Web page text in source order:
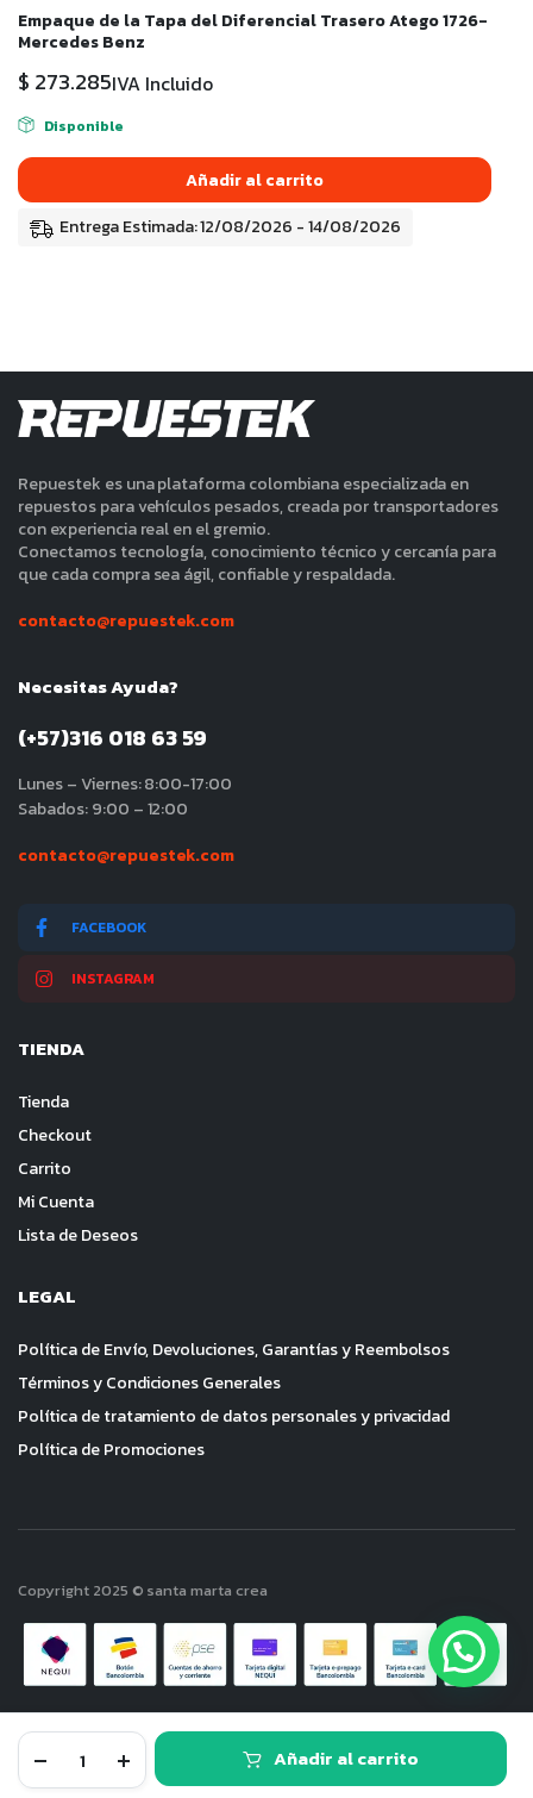
Empaquetadura
Inferior
Sprinter
Añadir al carrito
Empaque de la Tapa del Diferencial Trasero Atego 1726-
Mercedes Benz
$ 273.285IVA Incluido
Disponible
Añadir al carrito
Entrega Estimada: 12/08/2026 - 14/08/2026
Repuestek es una plataforma colombiana especializada en
repuestos para vehículos pesados, creada por transportadores
con experiencia real en el gremio.
Conectamos tecnología, conocimiento técnico y cercanía para
que cada compra sea ágil, confiable y respaldada.
contacto@repuestek.com
Necesitas Ayuda?
(+57)316 018 63 59
Lunes – Viernes: 8:00-17:00
Sabados: 9:00 – 12:00
contacto@repuestek.com
FACEBOOK
INSTAGRAM
TIENDA
Tienda
Checkout
Carrito
Mi Cuenta
Lista de Deseos
LEGAL
Política de Envío, Devoluciones, Garantías y Reembolsos
Términos y Condiciones Generales
Política de tratamiento de datos personales y privacidad
Política de Promociones
Copyright 2025 © santa marta crea
TIENDA BUSCAR FAVORITO CUENTA CATEGORIAS